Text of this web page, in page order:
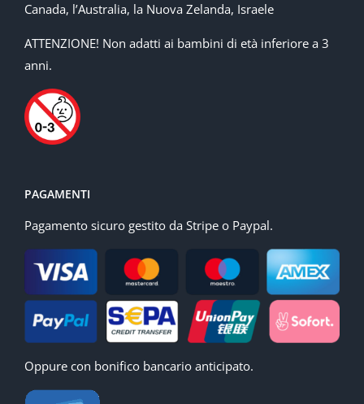
Canada, l’Australia, la Nuova Zelanda, Israele
ATTENZIONE! Non adatti ai bambini di età inferiore a 3
anni.
PAGAMENTI
Pagamento sicuro gestito da Stripe o Paypal.
Oppure con bonifico bancario anticipato.